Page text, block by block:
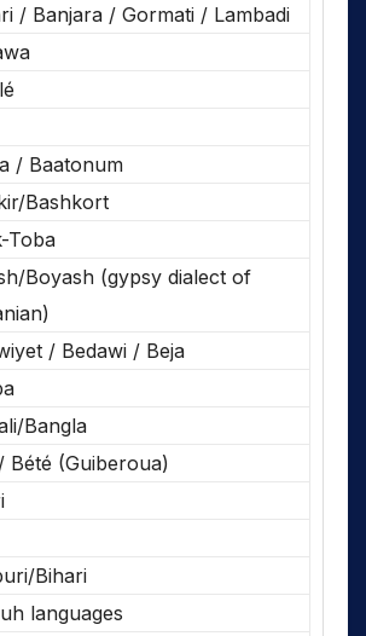
/ Banjara / Gormati / Lambadi
/ Baatonum
Bashkort
Toba
Boyash (gypsy dialect of
/ Bedawi / Beja
Bangla
Bété (Guiberoua)
Bihari
languages